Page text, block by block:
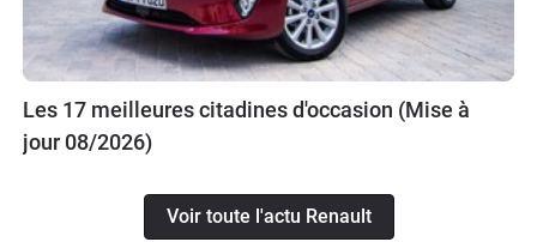
Les 17 meilleures citadines d'occasion (Mise à
jour 08/2026)
Voir toute l'actu Renault